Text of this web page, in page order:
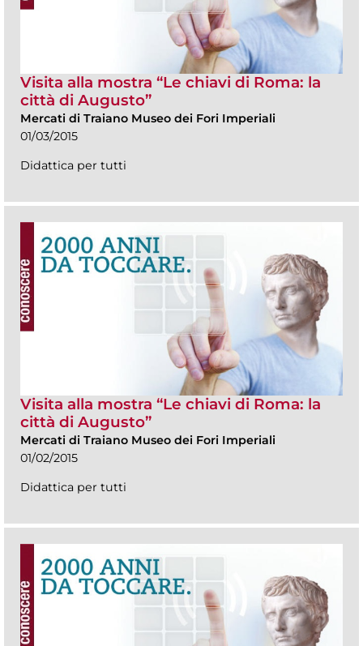
Visita alla mostra “Le chiavi di Roma: la
città di Augusto”
Mercati di Traiano Museo dei Fori Imperiali
01/03/2015
Didattica per tutti
Visita alla mostra “Le chiavi di Roma: la
città di Augusto”
Mercati di Traiano Museo dei Fori Imperiali
01/02/2015
Didattica per tutti